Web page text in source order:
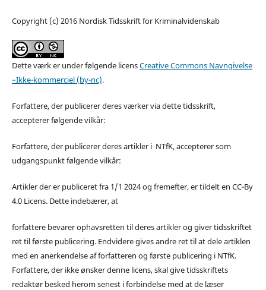
Copyright (c) 2016 Nordisk Tidsskrift for Kriminalvidenskab
Dette værk er under følgende licensCreative Commons Navngivelse
–Ikke-kommerciel (by-nc).
Forfattere, der publicerer deres værker via dette tidsskrift,
accepterer følgende vilkår:
Forfattere, der publicerer deres artikler i NTfK, accepterer som
udgangspunkt følgende vilkår:
Artikler der er publiceret fra 1/1 2024 og fremefter, er tildelt en CC-By
4.0 Licens. Dette indebærer, at
forfattere bevarer ophavsretten til deres artikler og giver tidsskriftet
ret til første publicering. Endvidere gives andre ret til at dele artiklen
med en anerkendelse af forfatteren og første publicering i NTfK.
Forfattere, der ikke ønsker denne licens, skal give tidsskriftets
redaktør besked herom senest i forbindelse med at de læser